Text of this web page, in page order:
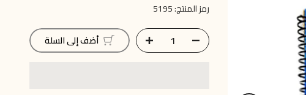
رمز المنتج:5195
أضف إلى السلة